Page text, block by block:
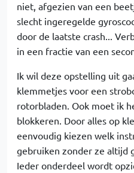
niet, afgezien van een
slecht ingeregelde
door de laatste crash...
in een fractie van een
Ik wil deze opstelling uit
klemmetjes voor een
rotorbladen. Ook moet ik
blokkeren. Door alles op
eenvoudig kiezen welk
gebruiken zonder ze altijd
Ieder onderdeel wordt